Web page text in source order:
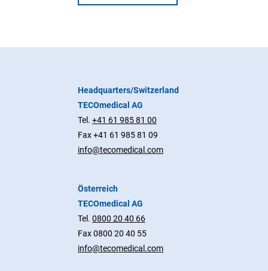
Headquarters/Switzerland
TECOmedical AG
Tel. +41 61 985 81 00
Fax +41 61 985 81 09
info@tecomedical.com
Österreich
TECOmedical AG
Tel. 0800 20 40 66
Fax 0800 20 40 55
info@tecomedical.com